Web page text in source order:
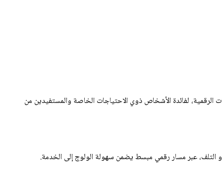
الرقمية، لفائدة الأشخاص ذوي الاحتياجات الخاصة والمستفيدين من
التلف، عبر مسار رقمي مبسط يضمن سهولة الولوج إلى الخدمة.